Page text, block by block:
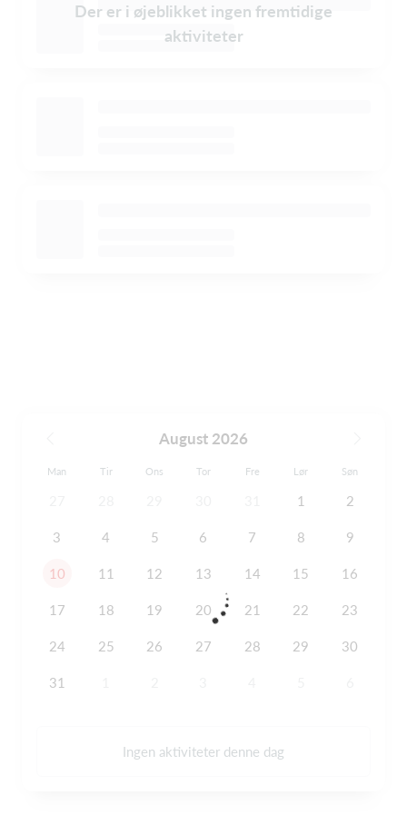
Der er i øjeblikket ingen fremtidige
aktiviteter
August 2026
Man Tir Ons Tor Fre Lør Søn
1 2
3 4 5 6 7 8 9
10 11 12 13 14 15 16
17 18 19 20 21 22 23
24 25 26 27 28 29 30
31
Ingen aktiviteter denne dag